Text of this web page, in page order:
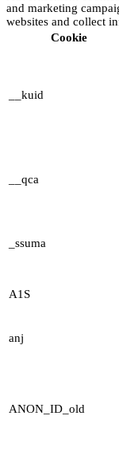
and marketing
websites and collect
Cookie
__kuid
__qca
_ssuma
A1S
anj
ANON_ID_old